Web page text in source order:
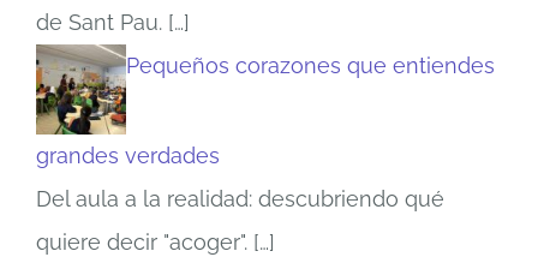
de Sant Pau. […]
Pequeños corazones que entiendes
grandes verdades
Del aula a la realidad: descubriendo qué
quiere decir "acoger". […]